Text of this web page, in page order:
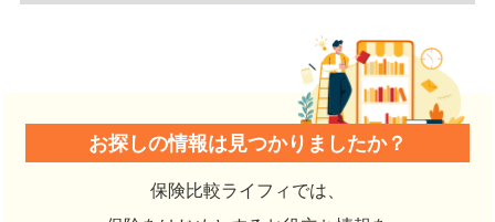
お探しの情報は見つかりましたか？
保険比較ライフィでは、